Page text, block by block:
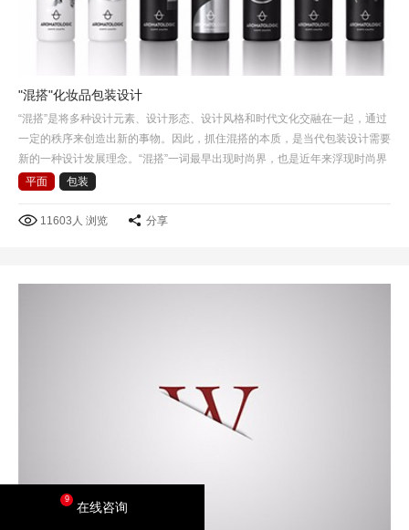
"混搭"化妆品包装设计
“混搭”是将多种设计元素、设计形态、设计风格和时代文化交融在一起，通过
一定的秩序来创造出新的事物。因此，抓住混搭的本质，是当代包装设计需要
新的一种设计发展理念。“混搭”一词最早出现时尚界，也是近年来浮现时尚界
的一个专业名词，混搭风格是后现代主义衍生的一种艺…
平面 包装
11603人 浏览 分享
9
在线咨询